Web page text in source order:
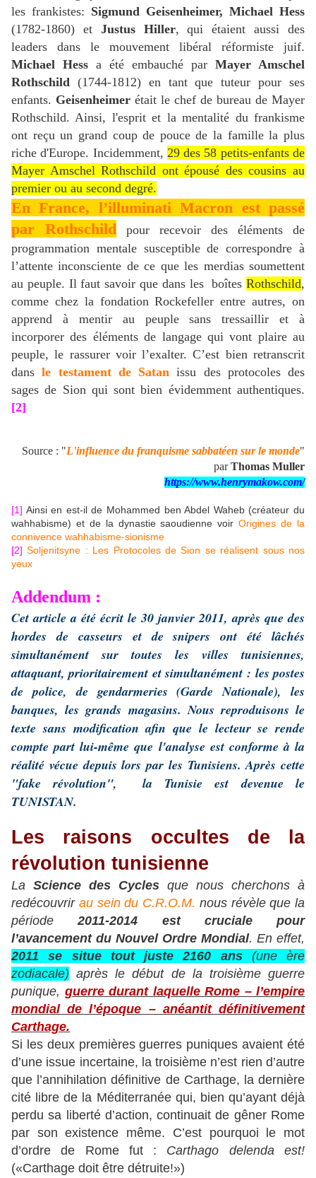
les frankistes: Sigmund Geisenheimer, Michael Hess
(1782-1860) et Justus Hiller, qui étaient aussi des
leaders dans le mouvement libéral réformiste juif.
Michael Hess a été embauché par Mayer Amschel
Rothschild (1744-1812) en tant que tuteur pour ses
enfants. Geisenheimer était le chef de bureau de Mayer
Rothschild. Ainsi, l'esprit et la mentalité du frankisme
ont reçu un grand coup de pouce de la famille la plus
riche d'Europe. Incidemment, 29 des 58 petits-enfants de
Mayer Amschel Rothschild ont épousé des cousins ​​au
premier ou au second degré.
En France, l’illuminati Macron est passé
par Rothschild pour recevoir des éléments de
programmation mentale susceptible de correspondre à
l’attente inconsciente de ce que les merdias soumettent
au peuple. Il faut savoir que dans les boîtes Rothschild,
comme chez la fondation Rockefeller entre autres, on
apprend à mentir au peuple sans tressaillir et à
incorporer des éléments de langage qui vont plaire au
peuple, le rassurer voir l’exalter. C’est bien retranscrit
dansle testament de Satan issu des protocoles des
sages de Sion qui sont bien évidemment authentiques.
[2]
Source : "L'influence du franquisme sabbatéen sur le monde"
parThomas Muller
https://www.henrymakow.com/
[1] Ainsi en est-il de Mohammed ben Abdel Waheb (créateur du
wahhabisme) et de la dynastie saoudienne voirOrigines de la
connivence wahhabisme-sionisme
[2] Soljenitsyne : Les Protocoles de Sion se réalisent sous nos
yeux
Addendum :
Cet article a été écrit le 30 janvier 2011, après que des
hordes de casseurs et de snipers ont été lâchés
simultanément sur toutes les villes tunisiennes,
attaquant, prioritairement et simultanément : les postes
de police, de gendarmeries (Garde Nationale), les
banques, les grands magasins. Nous reproduisons le
texte sans modification afin que le lecteur se rende
compte part lui-même que l'analyse est conforme à la
réalité vécue depuis lors par les Tunisiens. Après cette
"fake révolution", la Tunisie est devenue le
TUNISTAN.
Les raisons occultes de la
révolution tunisienne
La Science des Cycles que nous cherchons à
redécouvrir au sein du C.R.O.M. nous révèle que la
période2011-2014 est cruciale pour
l’avancement du Nouvel Ordre Mondial. En effet,
2011 se situe tout juste 2160 ans(une ère
zodiacale) après le début de la troisième guerre
punique, guerre durant laquelle Rome – l’empire
mondial de l’époque – anéantit définitivement
Carthage.
Si les deux premières guerres puniques avaient été
d’une issue incertaine, la troisième n’est rien d’autre
que l’annihilation définitive de Carthage, la dernière
cité libre de la Méditerranée qui, bien qu’ayant déjà
perdu sa liberté d’action, continuait de gêner Rome
par son existence même. C’est pourquoi le mot
d’ordre de Rome fut : Carthago delenda est!
(«Carthage doit être détruite!»)